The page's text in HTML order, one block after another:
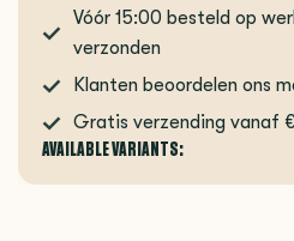
Vóór 15:00 besteld op
verzonden
Klanten beoordelen ons
Gratis verzending vanaf
AVAILABLE VARIANTS: